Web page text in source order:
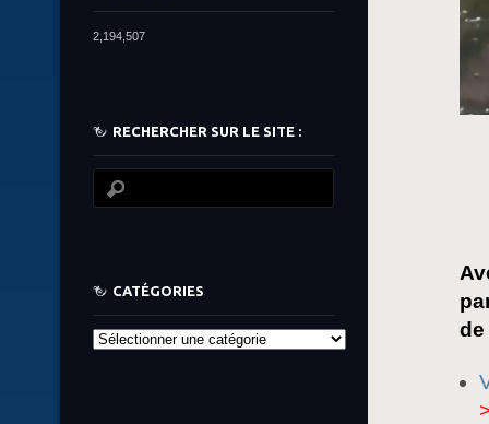
de
2,194,507
RECHERCHER SUR LE SITE :
CATÉGORIES
Catégories